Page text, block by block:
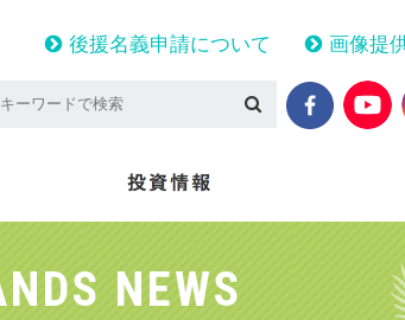
後援名義申請について 画像提
NEWS